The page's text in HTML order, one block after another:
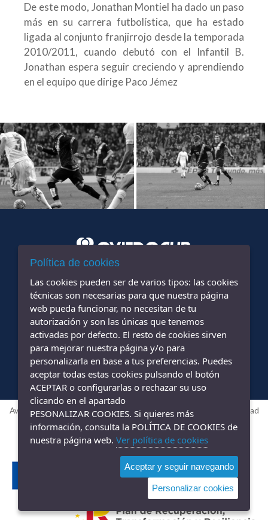
De este modo, Jonathan Montiel ha dado un paso
más en su carrera futbolística, que ha estado
ligada al conjunto franjirrojo desde la temporada
2010/2011, cuando debutó con el Infantil B.
Jonathan espera seguir creciendo y aprendiendo
en el equipo que dirige Paco Jémez
+34 677 425 015-+34 984 838 694
info@oviedocup.com
Aviso legal|Política de privacidad |Política de cookies
Accesibilidad
Diseño web :: ticmedia.es
Política de cookies
Las cookies pueden ser de varios tipos: las cookies
técnicas son necesarias para que nuestra página
web pueda funcionar, no necesitan de tu
autorización y son las únicas que tenemos
activadas por defecto. El resto de cookies sirven
para mejorar nuestra página y/o para
personalizarla en base a tus preferencias. Puedes
aceptar todas estas cookies pulsando el botón
ACEPTAR o configurarlas o rechazar su uso
clicando en el apartado
PESONALIZAR COOKIES. Si quieres más
información, consulta la POLÍTICA DE COOKIES de
nuestra página web. Ver política de cookies
Aceptar y seguir navegando
Personalizar cookies